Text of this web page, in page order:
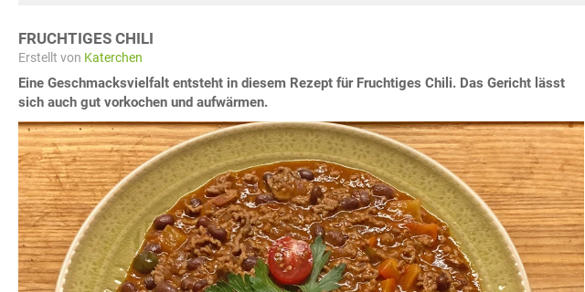
FRUCHTIGES CHILI
Erstellt von Katerchen
Eine Geschmacksvielfalt entsteht in diesem Rezept für Fruchtiges Chili. Das Gericht lässt
sich auch gut vorkochen und aufwärmen.